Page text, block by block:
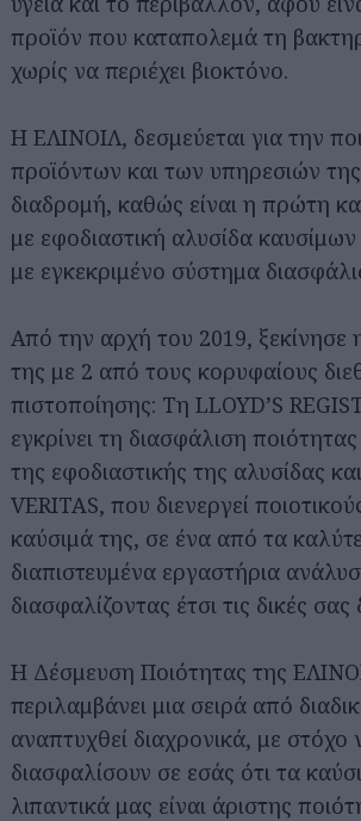
προϊόν που καταπολεμά τη
χωρίς να περιέχει βιοκτόνο.
Η ΕΛΙΝΟΙΛ, δεσμεύεται για την
προϊόντων και των υπηρεσιών
διαδρομή, καθώς είναι η πρώτη
με εφοδιαστική αλυσίδα καυσίμων
με εγκεκριμένο σύστημα
Από την αρχή του 2019, ξεκίνησε
της με 2 από τους κορυφαίους
πιστοποίησης: Τη LLOYD’S
εγκρίνει τη διασφάλιση
της εφοδιαστικής της αλυσίδας
VERITAS, που διενεργεί
καύσιμά της, σε ένα από τα
διαπιστευμένα εργαστήρια
διασφαλίζοντας έτσι τις δικές σας
Η Δέσμευση Ποιότητας της
περιλαμβάνει μια σειρά από
αναπτυχθεί διαχρονικά, με στόχο
διασφαλίσουν σε εσάς ότι τα
λιπαντικά μας είναι άριστης